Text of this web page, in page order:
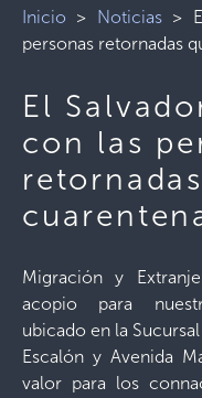
Inicio > Noticias>
personas retornadas
El
con las
Migración y
acopio para
ubicado en la
Escalón y Avenida
valor para los